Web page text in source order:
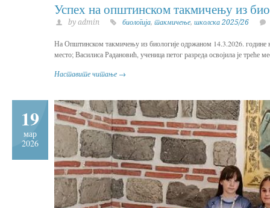
Успех на општинском такмичењу из
by admin биологија, такмичење, школска 2025/26
На Општинском такмичењу из биологије одржаном 14.3.2026. године
место; Василиса Радановић, ученица петог разреда освојила је
Наставите читање →
19
мар
2026